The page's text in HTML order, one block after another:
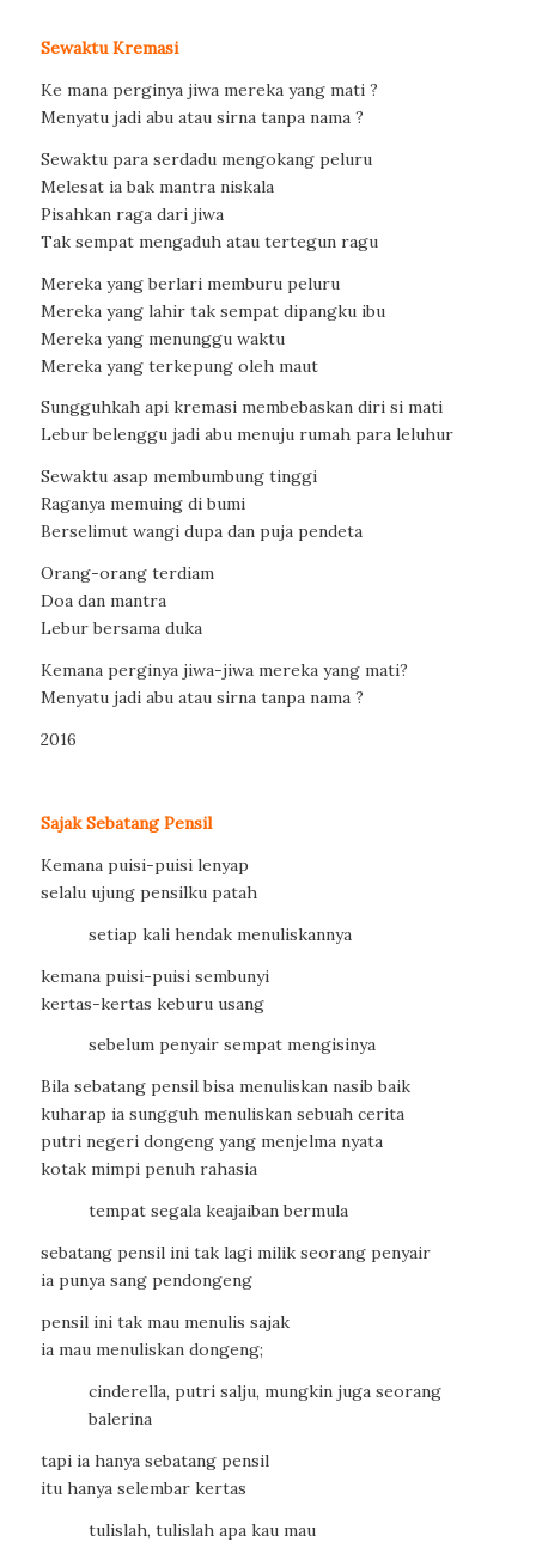
Sewaktu Kremasi
Ke mana perginya jiwa mereka yang mati ?
Menyatu jadi abu atau sirna tanpa nama ?
Sewaktu para serdadu mengokang peluru
Melesat ia bak mantra niskala
Pisahkan raga dari jiwa
Tak sempat mengaduh atau tertegun ragu
Mereka yang berlari memburu peluru
Mereka yang lahir tak sempat dipangku ibu
Mereka yang menunggu waktu
Mereka yang terkepung oleh maut
Sungguhkah api kremasi membebaskan diri si mati
Lebur belenggu jadi abu menuju rumah para leluhur
Sewaktu asap membumbung tinggi
Raganya memuing di bumi
Berselimut wangi dupa dan puja pendeta
Orang-orang terdiam
Doa dan mantra
Lebur bersama duka
Kemana perginya jiwa-jiwa mereka yang mati?
Menyatu jadi abu atau sirna tanpa nama ?
2016
Sajak Sebatang Pensil
Kemana puisi-puisi lenyap
selalu ujung pensilku patah
setiap kali hendak menuliskannya
kemana puisi-puisi sembunyi
kertas-kertas keburu usang
sebelum penyair sempat mengisinya
Bila sebatang pensil bisa menuliskan nasib baik
kuharap ia sungguh menuliskan sebuah cerita
putri negeri dongeng yang menjelma nyata
kotak mimpi penuh rahasia
tempat segala keajaiban bermula
sebatang pensil ini tak lagi milik seorang penyair
ia punya sang pendongeng
pensil ini tak mau menulis sajak
ia mau menuliskan dongeng;
cinderella, putri salju, mungkin juga seorang
balerina
tapi ia hanya sebatang pensil
itu hanya selembar kertas
tulislah, tulislah apa kau mau